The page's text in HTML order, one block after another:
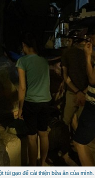
túi gạo để cải thiện bữa ăn của mình.